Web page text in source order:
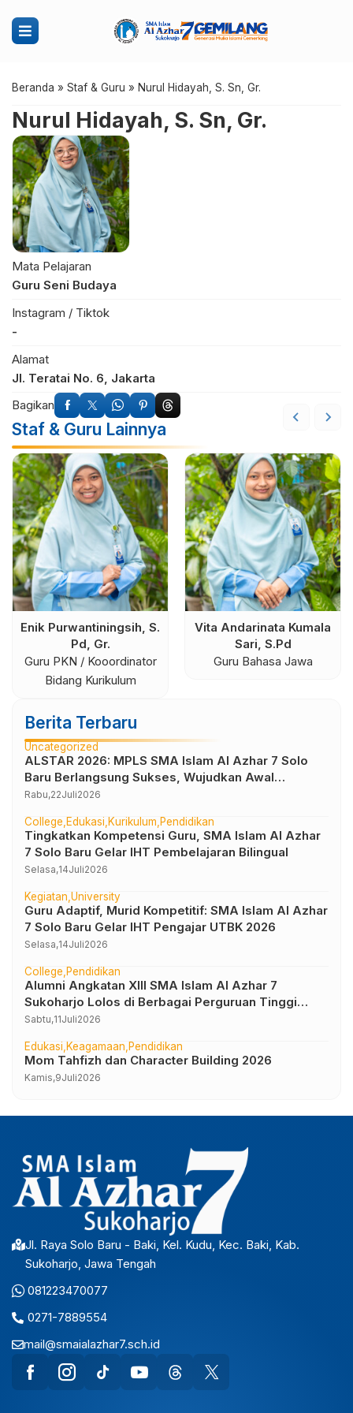
Beranda » Staf & Guru » Nurul Hidayah, S. Sn, Gr.
Nurul Hidayah, S. Sn, Gr.
Mata Pelajaran
Guru Seni Budaya
Instagram / Tiktok
-
Alamat
Jl. Teratai No. 6, Jakarta
Bagikan
Staf & Guru Lainnya
Enik Purwantiningsih, S.
Pd, Gr.
Guru PKN / Kooordinator
Bidang Kurikulum
Vita Andarinata Kumala
Sari, S.Pd
Guru Bahasa Jawa
Berita Terbaru
Uncategorized
ALSTAR 2026: MPLS SMA Islam Al Azhar 7 Solo
Baru Berlangsung Sukses, Wujudkan Awal
Perjalanan Peserta Didik yang Berkarakter
Rabu,22Juli2026
College Edukasi Kurikulum Pendidikan
Tingkatkan Kompetensi Guru, SMA Islam Al Azhar
7 Solo Baru Gelar IHT Pembelajaran Bilingual
Selasa,14Juli2026
Kegiatan University
Guru Adaptif, Murid Kompetitif: SMA Islam Al Azhar
7 Solo Baru Gelar IHT Pengajar UTBK 2026
Selasa,14Juli2026
College Pendidikan
Alumni Angkatan XIII SMA Islam Al Azhar 7
Sukoharjo Lolos di Berbagai Perguruan Tinggi
Negeri dan Luar Negeri
Sabtu,11Juli2026
Edukasi Keagamaan Pendidikan
Mom Tahfizh dan Character Building 2026
Kamis,9Juli2026
Jl. Raya Solo Baru - Baki, Kel. Kudu, Kec. Baki, Kab.
Sukoharjo, Jawa Tengah
081223470077
0271-7889554
mail@smaialazhar7.sch.id